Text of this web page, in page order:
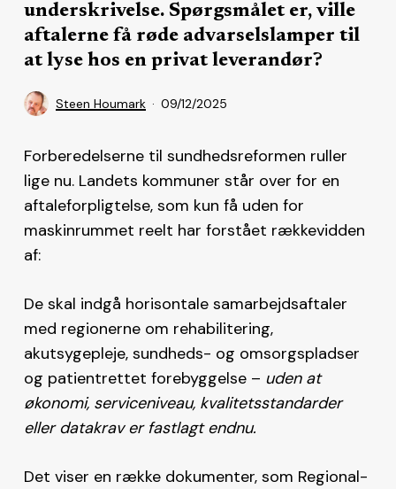
underskrivelse. Spørgsmålet er, ville
aftalerne få røde advarselslamper til
at lyse hos en privat leverandør?
Steen Houmark 09/12/2025
Forberedelserne til sundhedsreformen ruller
lige nu. Landets kommuner står over for en
aftaleforpligtelse, som kun få uden for
maskinrummet reelt har forstået rækkevidden
af:
De skal indgå horisontale samarbejdsaftaler
med regionerne om rehabilitering,
akutsygepleje, sundheds- og omsorgspladser
og patientrettet forebyggelse – uden at
økonomi, serviceniveau, kvalitetsstandarder
eller datakrav er fastlagt endnu.
Det viser en række dokumenter, som Regional-